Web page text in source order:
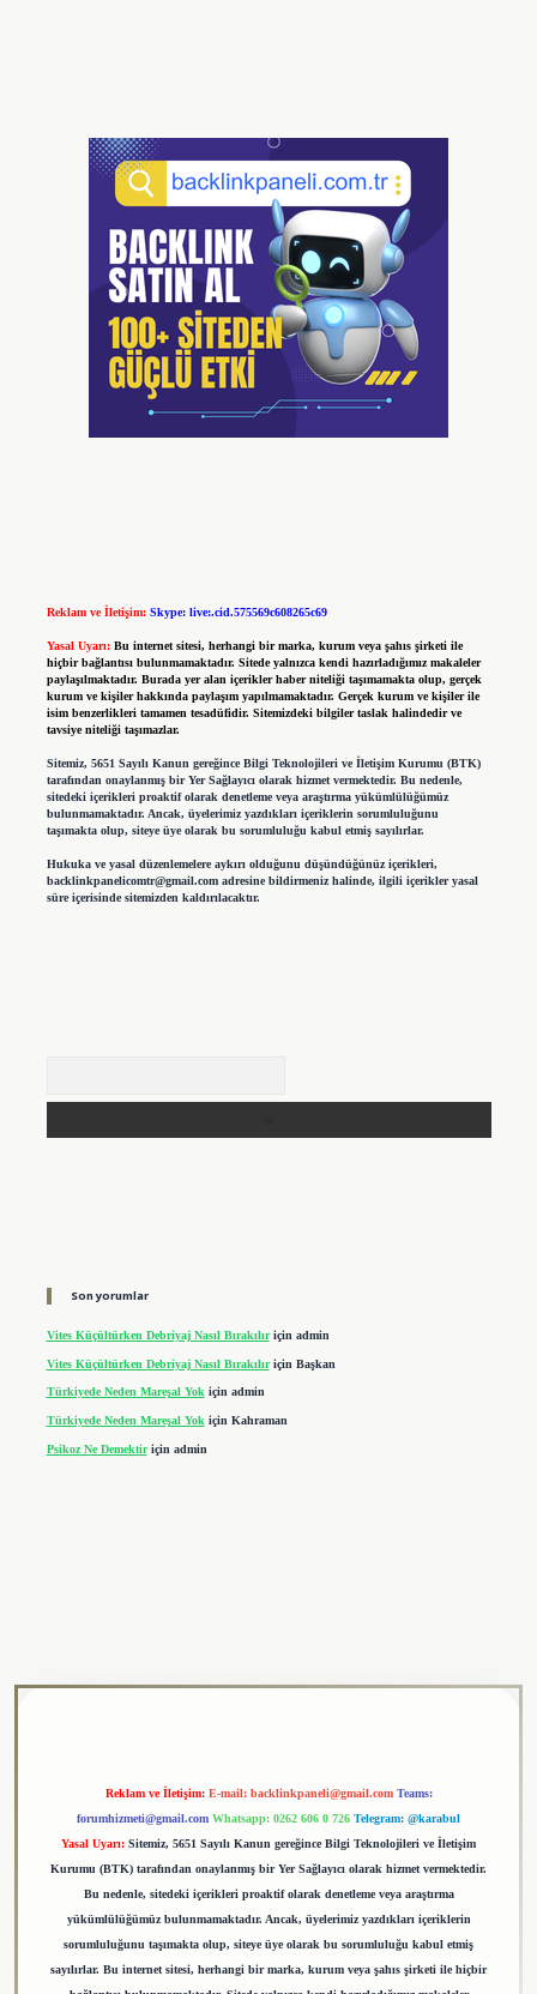
Reklam ve İletişim: Skype: live:.cid.575569c608265c69
Yasal Uyarı: Bu internet sitesi, herhangi bir marka, kurum veya şahıs şirketi ile
hiçbir bağlantısı bulunmamaktadır. Sitede yalnızca kendi hazırladığımız makaleler
paylaşılmaktadır. Burada yer alan içerikler haber niteliği taşımamakta olup, gerçek
kurum ve kişiler hakkında paylaşım yapılmamaktadır. Gerçek kurum ve kişiler ile
isim benzerlikleri tamamen tesadüfidir. Sitemizdeki bilgiler taslak halindedir ve
tavsiye niteliği taşımazlar.
Sitemiz, 5651 Sayılı Kanun gereğince Bilgi Teknolojileri ve İletişim Kurumu (BTK)
tarafından onaylanmış bir Yer Sağlayıcı olarak hizmet vermektedir. Bu nedenle,
sitedeki içerikleri proaktif olarak denetleme veya araştırma yükümlülüğümüz
bulunmamaktadır. Ancak, üyelerimiz yazdıkları içeriklerin sorumluluğunu
taşımakta olup, siteye üye olarak bu sorumluluğu kabul etmiş sayılırlar.
Hukuka ve yasal düzenlemelere aykırı olduğunu düşündüğünüz içerikleri,
backlinkpanelicomtr@gmail.comadresine bildirmeniz halinde, ilgili içerikler yasal
süre içerisinde sitemizden kaldırılacaktır.
Son yorumlar
Vites Küçültürken Debriyaj Nasıl Bırakılıriçin admin
Vites Küçültürken Debriyaj Nasıl Bırakılıriçin Başkan
Türkiyede Neden Mareşal Yokiçin admin
Türkiyede Neden Mareşal Yok için Kahraman
Psikoz Ne Demektiriçin admin
Reklam ve İletişim: E-mail: backlinkpaneli@gmail.com Teams:
forumhizmeti@gmail.com Whatsapp: 0262 606 0 726 Telegram: @karabul
Yasal Uyarı: Sitemiz, 5651 Sayılı Kanun gereğince Bilgi Teknolojileri ve İletişim
Kurumu (BTK) tarafından onaylanmış bir Yer Sağlayıcı olarak hizmet vermektedir.
Bu nedenle, sitedeki içerikleri proaktif olarak denetleme veya araştırma
yükümlülüğümüz bulunmamaktadır. Ancak, üyelerimiz yazdıkları içeriklerin
sorumluluğunu taşımakta olup, siteye üye olarak bu sorumluluğu kabul etmiş
sayılırlar. Bu internet sitesi, herhangi bir marka, kurum veya şahıs şirketi ile hiçbir